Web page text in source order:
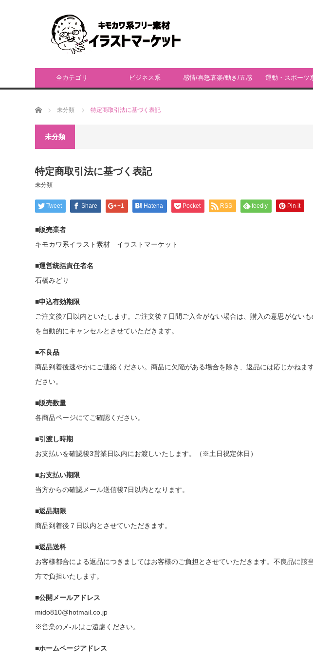
全カテゴリ ビジネス系 感情/喜怒哀楽/動き/五感 運動・スポーツ
ホーム 未分類 特定商取引法に基づく表記
未分類
特定商取引法に基づく表記
未分類
Tweet Share +1 Hatena Pocket RSS feedly Pin it
■販売業者
キモカワ系イラスト素材 イラストマーケット
■運営統括責任者名
石橋みどり
■申込有効期限
ご注文後7日以内といたします。ご注文後７日間ご入金がない場合は、購入の意思がない
を自動的にキャンセルとさせていただきます。
■不良品
商品到着後速やかにご連絡ください。商品に欠陥がある場合を除き、返品には応じかねま
ださい。
■販売数量
各商品ページにてご確認ください。
■引渡し時期
お支払いを確認後3営業日以内にお渡しいたします。（※土日祝定休日）
■お支払い期限
当方からの確認メール送信後7日以内となります。
■返品期限
商品到着後７日以内とさせていただきます。
■返品送料
お客様都合による返品につきましてはお客様のご負担とさせていただきます。不良品に該
方で負担いたします。
■公開メールアドレス
mido810@hotmail.co.jp
※営業のメ-ルはご遠慮ください。
■ホームページアドレス